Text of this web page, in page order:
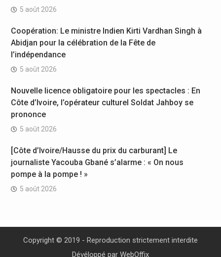
5 août 2026
Coopération: Le ministre Indien Kirti Vardhan Singh à
Abidjan pour la célébration de la Fête de
l’indépendance
5 août 2026
Nouvelle licence obligatoire pour les spectacles : En
Côte d’Ivoire, l’opérateur culturel Soldat Jahboy se
prononce
5 août 2026
[Côte d’Ivoire/Hausse du prix du carburant] Le
journaliste Yacouba Gbané s’alarme : « On nous
pompe à la pompe ! »
5 août 2026
Copyright © 2019 - Reproduction strictement interdite
Dévéloppé par WebOffix